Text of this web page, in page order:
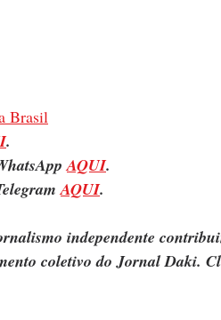
Brasil
.
AQUI.
AQUI.
independente
coletivo do Jornal Daki.